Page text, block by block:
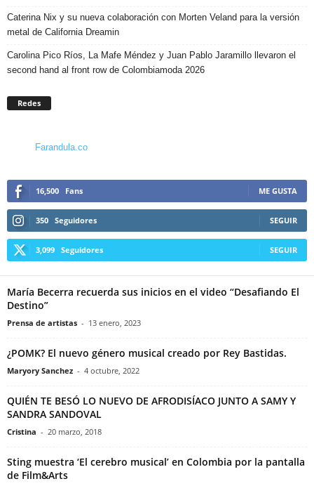
Caterina Nix y su nueva colaboración con Morten Veland para la versión
metal de California Dreamin
Carolina Pico Ríos, La Mafe Méndez y Juan Pablo Jaramillo llevaron el
second hand al front row de Colombiamoda 2026
Redes
Farandula.co
16,500 Fans ME GUSTA
350 Seguidores SEGUIR
3,099 Seguidores SEGUIR
María Becerra recuerda sus inicios en el video “Desafiando El
Destino”
Prensa de artistas - 13 enero, 2023
¿POMK? El nuevo género musical creado por Rey Bastidas.
Maryory Sanchez - 4 octubre, 2022
QUIÉN TE BESÓ LO NUEVO DE AFRODISÍACO JUNTO A SAMY Y
SANDRA SANDOVAL
Cristina - 20 marzo, 2018
Sting muestra ‘El cerebro musical’ en Colombia por la pantalla
de Film&Arts